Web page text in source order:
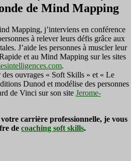
de Mind Mapping
Mapping, j’interviens en conférence
à relever leurs défis grâce aux
J’aide les personnes à muscler leur
et au Mind Mapping sur les sites
.
des ouvrages « Soft Skills » et « Le
Dunod et modélise des personnes
de Vinci sur son site Jerome-
carrière professionnelle, je vous
de coaching soft skills.